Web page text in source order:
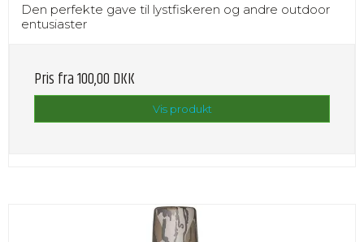
Den perfekte gave til lystfiskeren og andre outdoor
entusiaster
Pris fra100,00 DKK
Vis produkt